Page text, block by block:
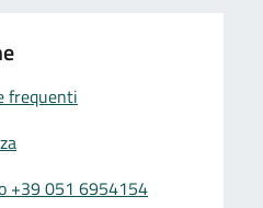
frequenti
+39 051 6954154